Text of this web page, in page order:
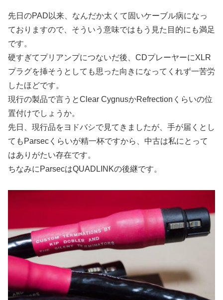
先日のPAD以来、なんだか太くて固いケーブル病になっ
ておりますので、そういう意味ではもう見た目的にも満足
です。
硬すぎてプリアンプにつないだ後、CDプレーヤーにXLR
プラグを挿そうとしても思った向きになってくれず一苦労
したほどです。
現行の製品で言うとClear CygnusかRefrectionくらいの位
置付けでしょうか。
先日、現行品をヨドバシで見てきましたが、手が届くとし
てもParsecくらいが精一杯ですから、中古は私にとって
はありがたい存在です。
ちなみにParsecはQUADLINKの後継です。